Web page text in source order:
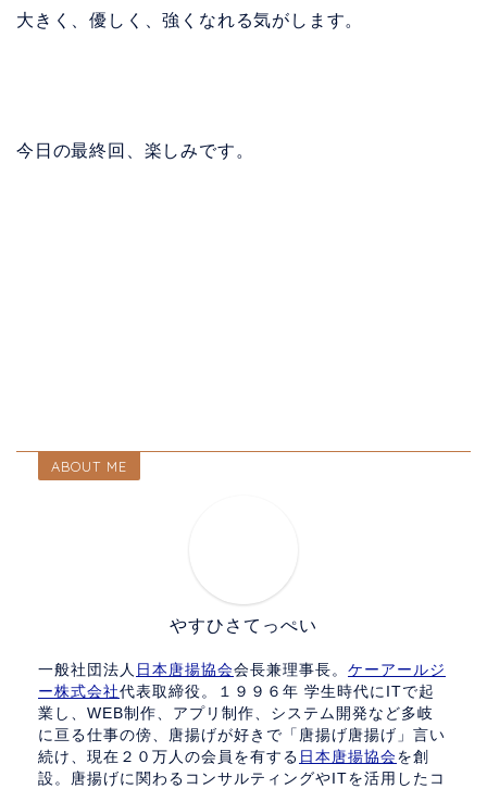
大きく、優しく、強くなれる気がします。
今日の最終回、楽しみです。
ABOUT ME
やすひさてっぺい
一般社団法人 日本唐揚協会会長兼理事長。 ケーアールジ
ー株式会社代表取締役。１９９６年 学生時代にITで起
業し、WEB制作、アプリ制作、システム開発など多岐
に亘る仕事の傍、唐揚げが好きで「唐揚げ唐揚げ」言い
続け、現在２０万人の会員を有する 日本唐揚協会を創
設。唐揚げに関わるコンサルティングやITを活用したコ